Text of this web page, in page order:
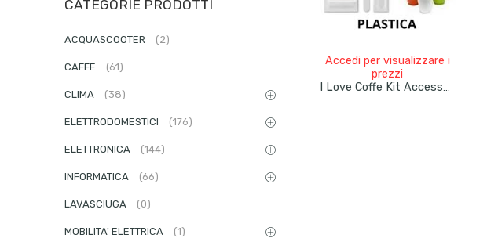
Accedi per visualizzare i
prezzi
I Love Coffe Kit Accessori 150pz Bicchieri Palette E Zucchero
CATEGORIE PRODOTTI
ACQUASCOOTER (2)
CAFFE (61)
CLIMA (38)
ELETTRODOMESTICI (176)
ELETTRONICA (144)
INFORMATICA (66)
LAVASCIUGA (0)
MOBILITA' ELETTRICA (1)